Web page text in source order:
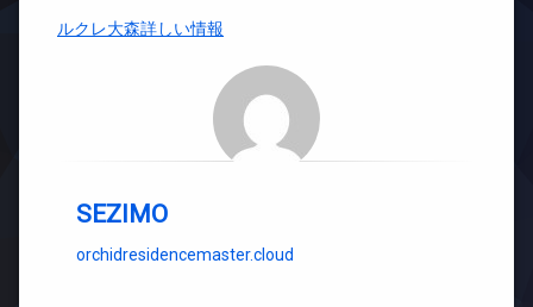
ルクレ大森詳しい情報
SEZIMO
orchidresidencemaster.cloud